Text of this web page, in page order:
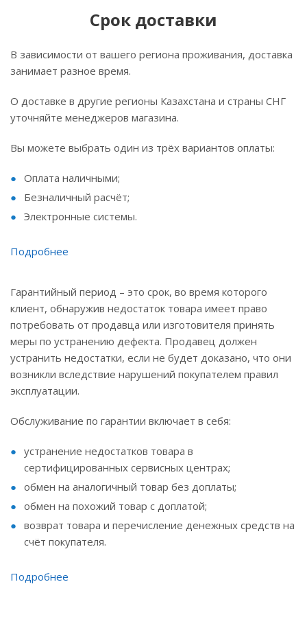
Срок доставки
В зависимости от вашего региона проживания, доставка
занимает разное время.
О доставке в другие регионы Казахстана и страны СНГ
уточняйте менеджеров магазина.
Вы можете выбрать один из трёх вариантов оплаты:
Оплата наличными;
Безналичный расчёт;
Электронные системы.
Подробнее
Гарантийный период – это срок, во время которого
клиент, обнаружив недостаток товара имеет право
потребовать от продавца или изготовителя принять
меры по устранению дефекта. Продавец должен
устранить недостатки, если не будет доказано, что они
возникли вследствие нарушений покупателем правил
эксплуатации.
Обслуживание по гарантии включает в себя:
устранение недостатков товара в
сертифицированных сервисных центрах;
обмен на аналогичный товар без доплаты;
обмен на похожий товар с доплатой;
возврат товара и перечисление денежных средств на
счёт покупателя.
Подробнее